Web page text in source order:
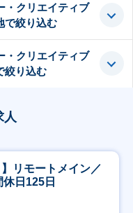
・クリエイティブ
で絞り込む
・クリエイティブ
絞り込む
人
リモートメイン／
日125日